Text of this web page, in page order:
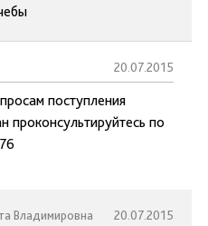
20.07.2015
поступления
проконсультируйтесь по
Владимировна 20.07.2015